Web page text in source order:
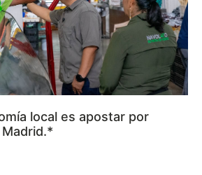
local es apostar por
Madrid.*